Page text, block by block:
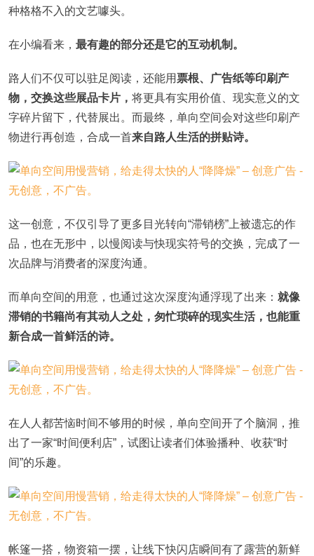
种格格不入的文艺噱头。
在小编看来， 最有趣的部分还是它的互动机制。
路人们不仅可以驻足阅读，还能用 票根、广告纸等印刷产
物，交换这些展品卡片， 将更具有实用价值、现实意义的文
字碎片留下，代替展出。而最终，单向空间会对这些印刷产
物进行再创造，合成一首来自路人生活的拼贴诗。
这一创意，不仅引导了更多目光转向“滞销榜”上被遗忘的作
品，也在无形中，以慢阅读与快现实符号的交换，完成了一
次品牌与消费者的深度沟通。
而单向空间的用意，也通过这次深度沟通浮现了出来： 就像
滞销的书籍尚有其动人之处，匆忙琐碎的现实生活，也能重
新合成一首鲜活的诗。
在人人都苦恼时间不够用的时候，单向空间开了个脑洞，推
出了一家“时间便利店”，试图让读者们体验播种、收获“时
间”的乐趣。
帐篷一搭，物资箱一摆，让线下快闪店瞬间有了露营的新鲜